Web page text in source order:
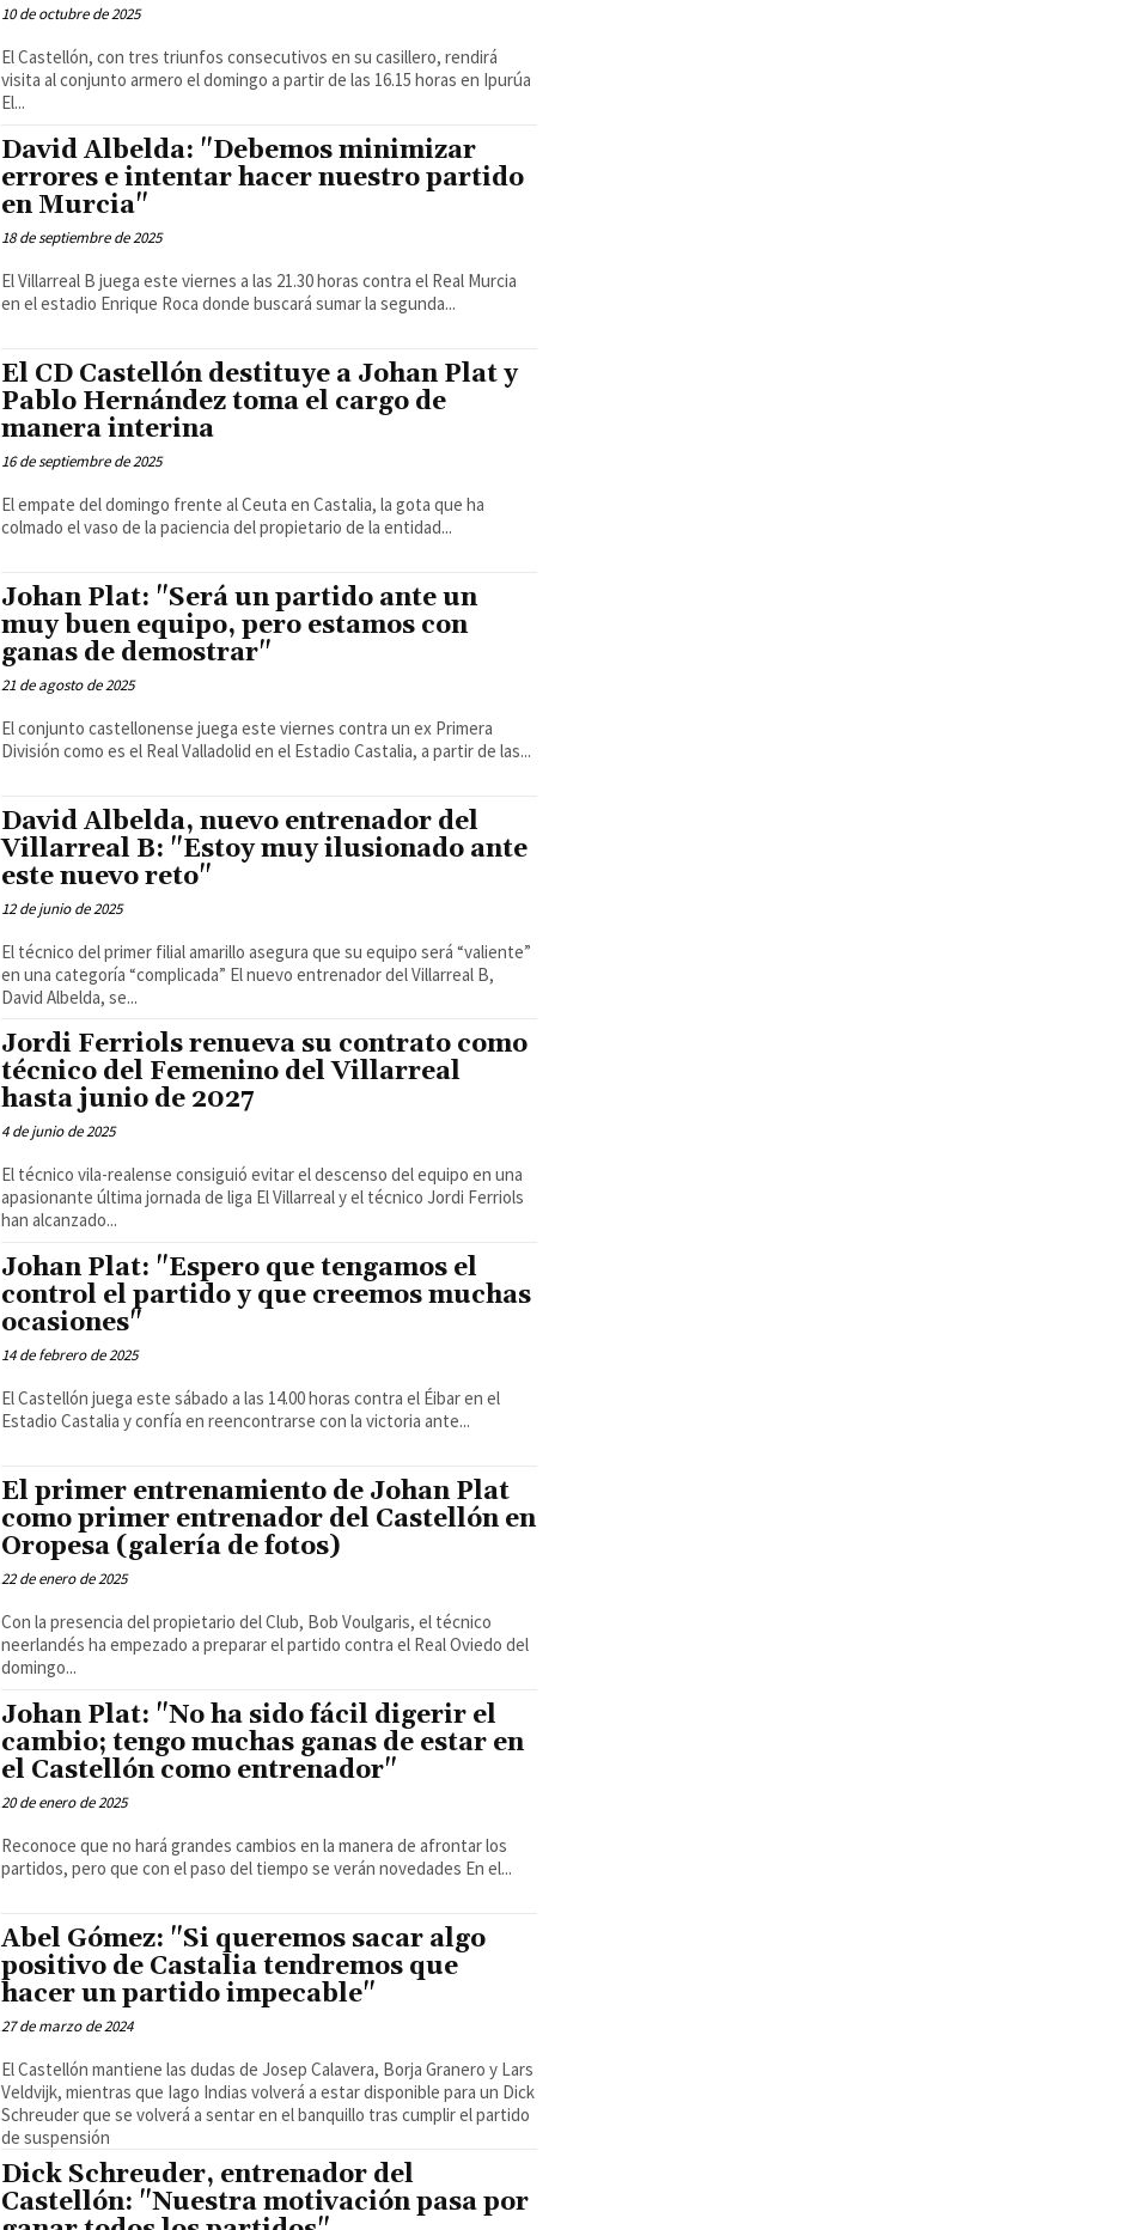
10 de octubre de 2025
El Castellón, con tres triunfos consecutivos en su casillero, rendirá
visita al conjunto armero el domingo a partir de las 16.15 horas en Ipurúa
El...
David Albelda: "Debemos minimizar
errores e intentar hacer nuestro partido
en Murcia"
18 de septiembre de 2025
El Villarreal B juega este viernes a las 21.30 horas contra el Real Murcia
en el estadio Enrique Roca donde buscará sumar la segunda...
El CD Castellón destituye a Johan Plat y
Pablo Hernández toma el cargo de
manera interina
16 de septiembre de 2025
El empate del domingo frente al Ceuta en Castalia, la gota que ha
colmado el vaso de la paciencia del propietario de la entidad...
Johan Plat: "Será un partido ante un
muy buen equipo, pero estamos con
ganas de demostrar"
21 de agosto de 2025
El conjunto castellonense juega este viernes contra un ex Primera
División como es el Real Valladolid en el Estadio Castalia, a partir de las...
David Albelda, nuevo entrenador del
Villarreal B: "Estoy muy ilusionado ante
este nuevo reto"
12 de junio de 2025
El técnico del primer filial amarillo asegura que su equipo será “valiente”
en una categoría “complicada” El nuevo entrenador del Villarreal B,
David Albelda, se...
Jordi Ferriols renueva su contrato como
técnico del Femenino del Villarreal
hasta junio de 2027
4 de junio de 2025
El técnico vila-realense consiguió evitar el descenso del equipo en una
apasionante última jornada de liga El Villarreal y el técnico Jordi Ferriols
han alcanzado...
Johan Plat: "Espero que tengamos el
control el partido y que creemos muchas
ocasiones"
14 de febrero de 2025
El Castellón juega este sábado a las 14.00 horas contra el Éibar en el
Estadio Castalia y confía en reencontrarse con la victoria ante...
El primer entrenamiento de Johan Plat
como primer entrenador del Castellón en
Oropesa (galería de fotos)
22 de enero de 2025
Con la presencia del propietario del Club, Bob Voulgaris, el técnico
neerlandés ha empezado a preparar el partido contra el Real Oviedo del
domingo...
Johan Plat: "No ha sido fácil digerir el
cambio; tengo muchas ganas de estar en
el Castellón como entrenador"
20 de enero de 2025
Reconoce que no hará grandes cambios en la manera de afrontar los
partidos, pero que con el paso del tiempo se verán novedades En el...
Abel Gómez: "Si queremos sacar algo
positivo de Castalia tendremos que
hacer un partido impecable"
27 de marzo de 2024
El Castellón mantiene las dudas de Josep Calavera, Borja Granero y Lars
Veldvijk, mientras que Iago Indias volverá a estar disponible para un Dick
Schreuder que se volverá a sentar en el banquillo tras cumplir el partido
de suspensión
Dick Schreuder, entrenador del
Castellón: "Nuestra motivación pasa por